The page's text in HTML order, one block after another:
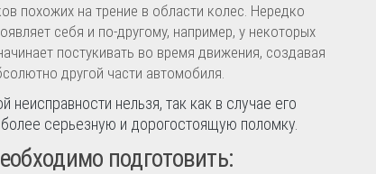
похожих на трение в области колес. Нередко
себя и по-другому, например, у некоторых
постукивать во время движения, создавая
другой части автомобиля.
неисправности нельзя, так как в случае его
более серьезную и дорогостоящую поломку.
подготовить: